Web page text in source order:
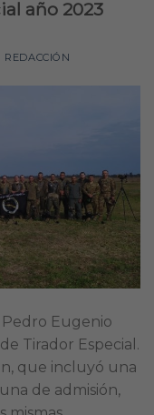
año 2023
REDACCIÓN
Eugenio
Tirador Especial.
que incluyó una
de admisión,